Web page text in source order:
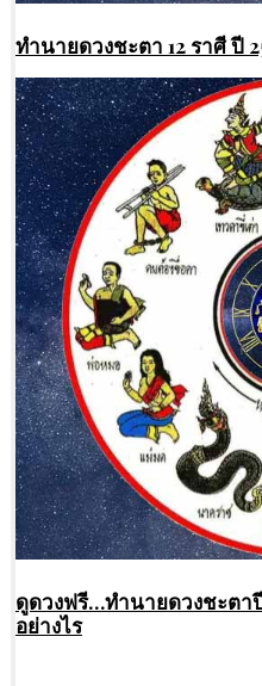
ทํานายดวงชะตา 12 ราศี ปี
ดูดวงฟรี…ทํานายดวงชะตา
อย่างไร